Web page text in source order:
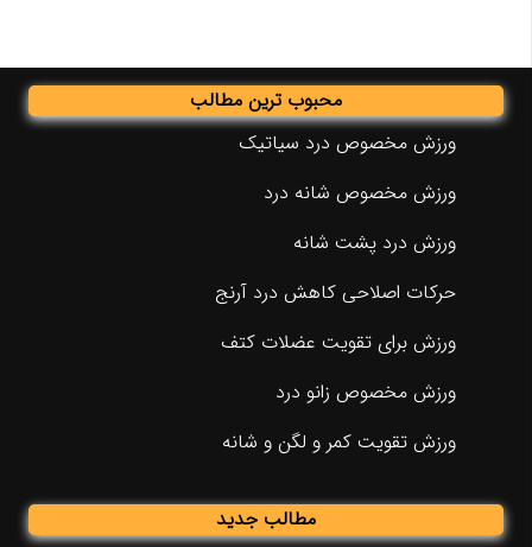
محبوب ترین مطالب
ورزش مخصوص درد سیاتیک
ورزش مخصوص شانه درد
ورزش درد پشت شانه
حرکات اصلاحی کاهش درد آرنج
ورزش برای تقویت عضلات کتف
ورزش مخصوص زانو درد
ورزش تقویت کمر و لگن و شانه
مطالب جدید